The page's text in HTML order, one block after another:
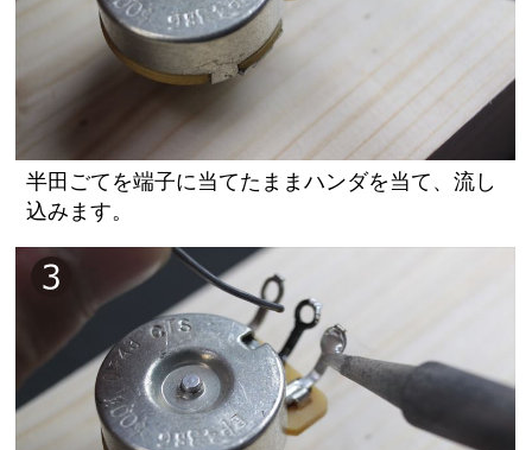
半田ごてを端子に当てたままハンダを当て、流し
込みます。